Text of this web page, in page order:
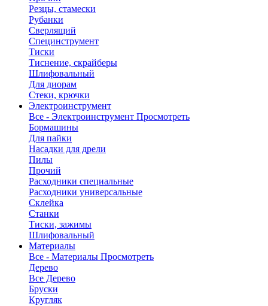
Резцы, стамески
Рубанки
Сверлящий
Специнструмент
Тиски
Тиснение, скрайберы
Шлифовальный
Для диорам
Стеки, крючки
Электроинструмент
Все - Электроинструмент Просмотреть
Бормашины
Для пайки
Насадки для дрели
Пилы
Прочий
Расходники специальные
Расходники универсальные
Склейка
Станки
Тиски, зажимы
Шлифовальный
Материалы
Все - Материалы Просмотреть
Дерево
Все Дерево
Бруски
Кругляк